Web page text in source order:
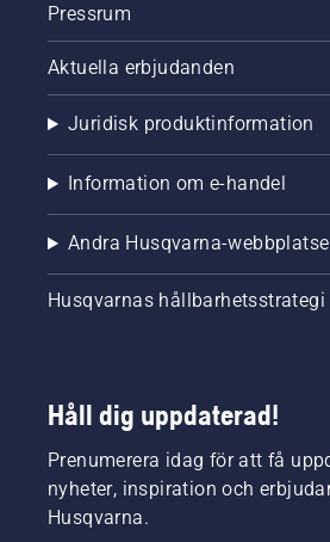
Pressrum
Aktuella erbjudanden
Juridisk produktinformation
Information om e-handel
Andra Husqvarna-
Husqvarnas hållbarhetsstrategi
Håll dig uppdaterad!
Prenumerera idag för att få
nyheter, inspiration och
Husqvarna.